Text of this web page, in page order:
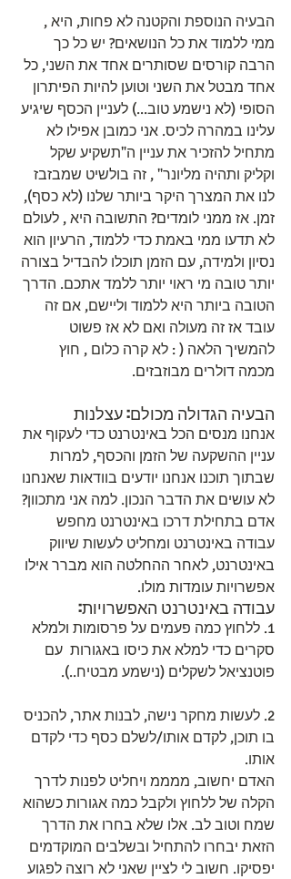
הבעיה הנוספת והקטנה לא פחות, היא ,
ממי ללמוד את כל הנושאים? יש כל כך
הרבה קורסים שסותרים אחד את השני, כל
אחד מבטל את השני וטוען להיות הפיתרון
הסופי (לא נישמע טוב...) לעניין הכסף שיגיע
עלינו במהרה לכיס. אני כמובן אפילו לא
מתחיל להזכיר את עניין ה"תשקיע שקל
וקליק ותהיה מליונר" , זה בולשיט שמבזבז
לנו את המצרך היקר ביותר שלנו (לא כסף),
זמן. אז ממני לומדים? התשובה היא , לעולם
לא תדעו ממי באמת כדי ללמוד, הרעיון הוא
נסיון ולמידה, עם הזמן תוכלו להבדיל בצורה
יותר טובה מי ראוי יותר ללמד אתכם. הדרך
הטובה ביותר היא ללמוד וליישם, אם זה
עובד אז זה מעולה ואם לא אז פשוט
להמשיך הלאה ( : לא קרה כלום , חוץ
מכמה דולרים מבוזבזים.
הבעיה הגדולה מכולם: עצלנות
אנחנו מנסים הכל באינטרנט כדי לעקוף את
עניין ההשקעה של הזמן והכסף, למרות
שבתוך תוכנו אנחנו יודעים בוודאות שאנחנו
לא עושים את הדבר הנכון. למה אני מתכוון?
אדם בתחילת דרכו באינטרנט מחפש
עבודה באינטרנט ומחליט לעשות שיווק
באינטרנט, לאחר ההחלטה הוא מברר אילו
אפשרויות עומדות מולו.
עבודה באינטרנט האפשרויות:
1. ללחוץ כמה פעמים על פרסומות ולמלא
סקרים כדי למלא את כיסו באגורות  עם
פוטנציאל לשקלים (נישמע מבטיח..).
2. לעשות מחקר נישה, לבנות אתר, להכניס
בו תוכן, לקדם אותו/לשלם כסף כדי לקדם
אותו.
האדם יחשוב, ממממ ויחליט לפנות לדרך
הקלה של ללחוץ ולקבל כמה אגורות כשהוא
שמח וטוב לב. אלו שלא בחרו את הדרך
הזאת יבחרו להתחיל ובשלבים המוקדמים
יפסיקו. חשוב לי לציין שאני לא רוצה לפגוע